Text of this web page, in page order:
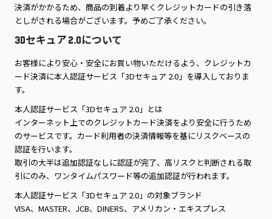
決済がかかるため、商品の到着より早くクレジットカードの引き落
としがされる場合がございます。予めご了承ください。
3Dセキュア 2.0について
お客様により安心・安全にお買い物いただけるよう、クレジットカ
ード決済に本人認証サービス「3Dセキュア 2.0」を導入しておりま
す。
本人認証サービス「3Dセキュア 2.0」とは
インターネット上でのクレジットカード決済をより安全に行うため
のサービスです。カード利用者の決済情報等を基にリスクベースの
認証を行います。
取引の大半は追加認証なしに認証が完了、高リスクと判断される取
引にのみ、ワンタイムパスワード等の追加認証が行われます。
本人認証サービス「3Dセキュア 2.0」の対象ブランド
VISA、MASTER、JCB、DINERS、アメリカン・エキスプレス